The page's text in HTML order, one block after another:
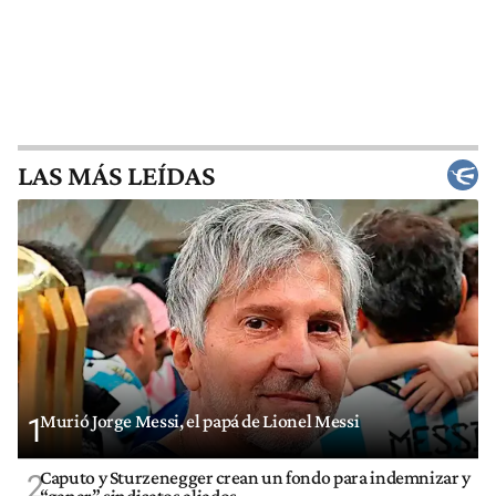
LAS MÁS LEÍDAS
1Murió Jorge Messi, el papá de Lionel Messi
2Caputo y Sturzenegger crean un fondo para indemnizar y